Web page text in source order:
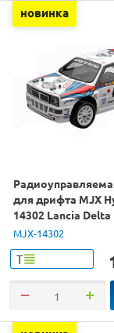
новинка
для дрифта MJX
14302 Lancia
4WD 2.4G LED 1/14
MJX-14302
Т